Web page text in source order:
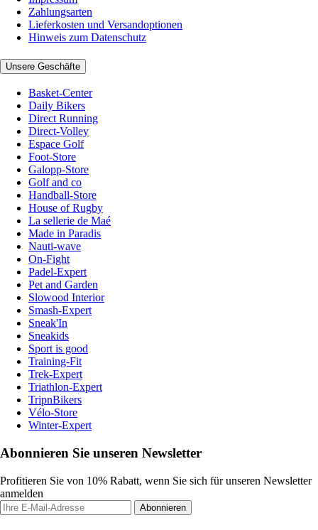
Zahlungsarten
Lieferkosten und Versandoptionen
Hinweis zum Datenschutz
Unsere Geschäfte
Basket-Center
Daily Bikers
Direct Running
Direct-Volley
Espace Golf
Foot-Store
Galopp-Store
Golf and co
Handball-Store
House of Rugby
La sellerie de Maé
Made in Paradis
Nauti-wave
On-Fight
Padel-Expert
Pet and Garden
Slowood Interior
Smash-Expert
Sneak'In
Sneakids
Sport is good
Training-Fit
Trek-Expert
Triathlon-Expert
TripnBikers
Vélo-Store
Winter-Expert
Abonnieren Sie unseren Newsletter
Profitieren Sie von 10% Rabatt, wenn Sie sich für unseren Newsletter
anmelden
Abonnieren